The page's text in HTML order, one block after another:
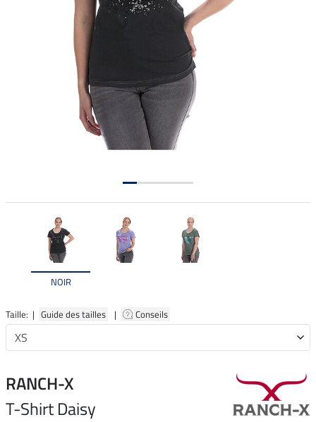
NOIR
Taille: | Guide des tailles | Conseils
RANCH-X
T-Shirt Daisy